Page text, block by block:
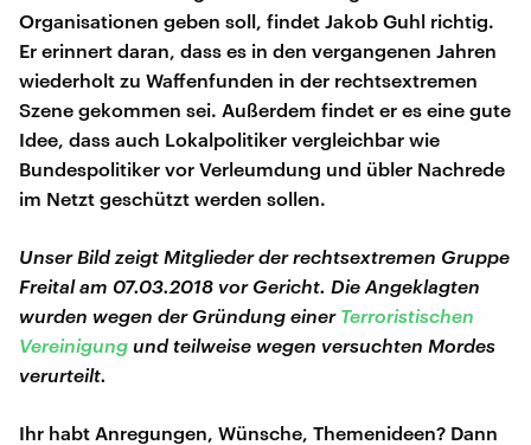
Organisationen geben soll, findet Jakob Guhl richtig.
Er erinnert daran, dass es in den vergangenen Jahren
wiederholt zu Waffenfunden in der rechtsextremen
Szene gekommen sei. Außerdem findet er es eine gute
Idee, dass auch Lokalpolitiker vergleichbar wie
Bundespolitiker vor Verleumdung und übler Nachrede
im Netzt geschützt werden sollen.
Unser Bild zeigt Mitglieder der rechtsextremen Gruppe
Freital am 07.03.2018 vor Gericht. Die Angeklagten
wurden wegen der Gründung einer Terroristischen
Vereinigung und teilweise wegen versuchten Mordes
verurteilt.
Ihr habt Anregungen, Wünsche, Themenideen? Dann